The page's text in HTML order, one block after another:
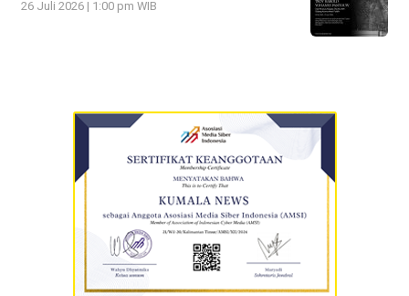
26 Juli 2026 | 1:00 pm WIB